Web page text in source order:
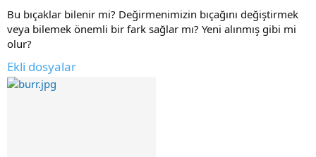
Bu bıçaklar bilenir mi? Değirmenimizin bıçağını değiştirmek
veya bilemek önemli bir fark sağlar mı? Yeni alınmış gibi mi
olur?
Ekli dosyalar